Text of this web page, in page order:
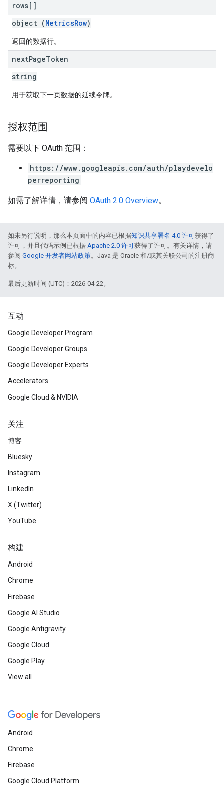
rows[]
object (MetricsRow)
返回的数据行。
nextPageToken
string
用于获取下一页数据的延续令牌。
授权范围
需要以下 OAuth 范围：
https://www.googleapis.com/auth/playdevelo
perreporting
如需了解详情，请参阅 OAuth 2.0 Overview。
如未另行说明，那么本页面中的内容已根据知识共享署名 4.0 许可获得了
许可，并且代码示例已根据 Apache 2.0 许可获得了许可。有关详情，请
参阅 Google 开发者网站政策。Java 是 Oracle 和/或其关联公司的注册商
标。
最后更新时间 (UTC)：2026-04-22。
互动
Google Developer Program
Google Developer Groups
Google Developer Experts
Accelerators
Google Cloud & NVIDIA
关注
博客
Bluesky
Instagram
LinkedIn
X (Twitter)
YouTube
构建
Android
Chrome
Firebase
Google AI Studio
Google Antigravity
Google Cloud
Google Play
View all
Android
Chrome
Firebase
Google Cloud Platform